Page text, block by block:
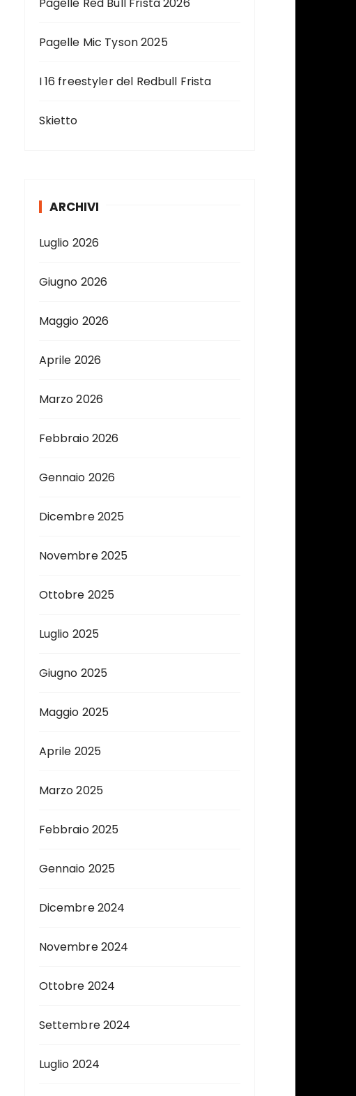
Pagelle Mic Tyson 2025
I 16 freestyler del Redbull Frista
Skietto
ARCHIVI
Luglio 2026
Giugno 2026
Maggio 2026
Aprile 2026
Marzo 2026
Febbraio 2026
Gennaio 2026
Dicembre 2025
Novembre 2025
Ottobre 2025
Luglio 2025
Giugno 2025
Maggio 2025
Aprile 2025
Marzo 2025
Febbraio 2025
Gennaio 2025
Dicembre 2024
Novembre 2024
Ottobre 2024
Settembre 2024
Luglio 2024